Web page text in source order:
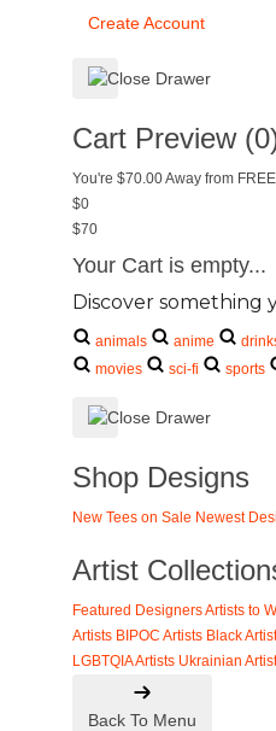
Create Account
Cart Preview
You're $70.00Away from
$0
$70
Your Cart is empty...
Discover something
animals anime
movies
sci-fi sports
Shop Designs
New Tees on Sale Newest
Artist
Featured DesignersArtists to
Artists BIPOC Artists Black
LGBTQIA Artists Ukrainian
Back To Menu